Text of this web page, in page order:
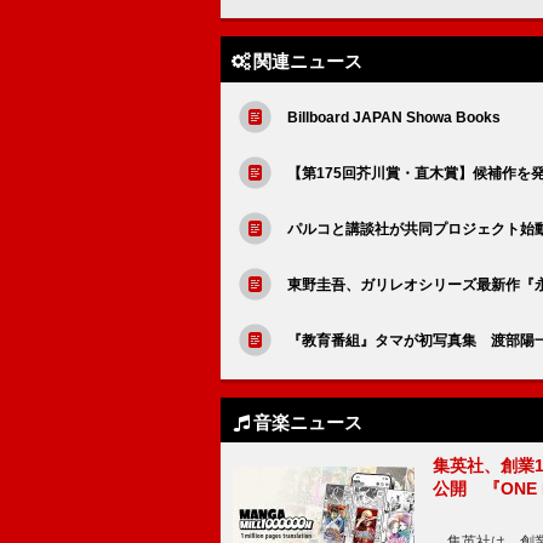
関連ニュース
Billboard JAPAN Showa Books
【第175回芥川賞・直木賞】候補作
パルコと講談社が共同プロジェクト
東野圭吾、ガリレオシリーズ最新作『
『教育番組』タマが初写真集 渡部
音楽ニュース
集英社、創業
公開 『ONE